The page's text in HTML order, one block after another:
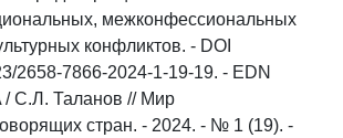
межконфессиональных
конфликтов. - DOI
2658-7866-2024-1-19-19. - EDN
/ С.Л. Таланов // Мир
стран. - 2024. - № 1 (19). -